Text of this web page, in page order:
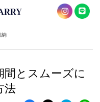
納
間とスムーズに
法